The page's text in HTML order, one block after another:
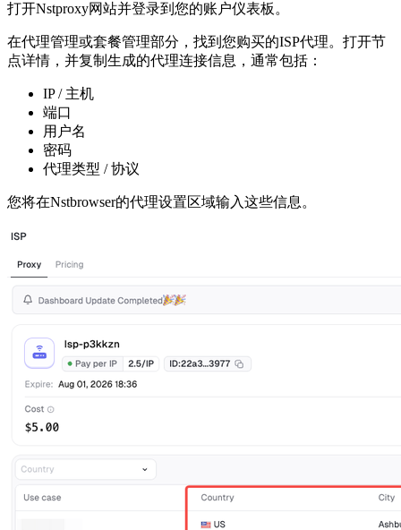
打开Nstproxy网站并登录到您的账户仪表板。
在代理管理或套餐管理部分，找到您购买的ISP代理。打开节
点详情，并复制生成的代理连接信息，通常包括：
IP / 主机
端口
用户名
密码
代理类型 / 协议
您将在Nstbrowser的代理设置区域输入这些信息。